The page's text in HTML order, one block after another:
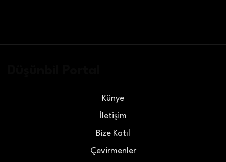
Künye
İletişim
Bize Katıl
Çevirmenler